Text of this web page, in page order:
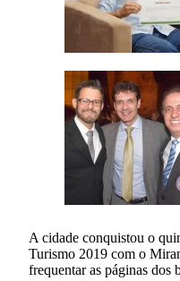
A cidade conquistou o
Turismo 2019 com o
frequentar as páginas dos